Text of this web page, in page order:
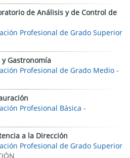
de Análisis y de Control de
Profesional de Grado Superior
y Gastronomía
Profesional de Grado Medio -
Profesional Básica -
a la Dirección
Profesional de Grado Superior